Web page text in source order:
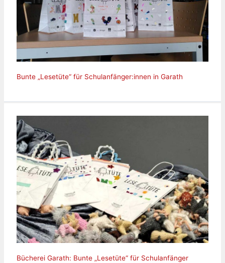
Bunte „Lesetüte“ für Schulanfänger:innen in Garath
Bücherei Garath: Bunte „Lesetüte“ für Schulanfänger